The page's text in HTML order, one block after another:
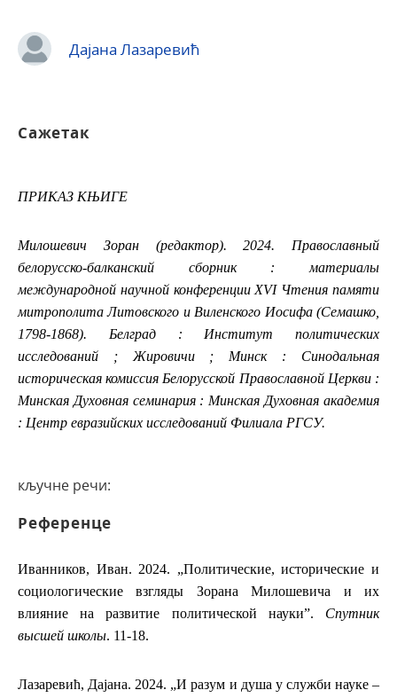
Дајана Лазаревић
Сажетак
ПРИКАЗ КЊИГЕ
Милошевич Зоран (редактор). 2024. Православный
белорусско-балканский сборник : материалы
международной научной конференции XVI Чтения памяти
митрополита Литовского и Виленского Иосифа (Семашко,
1798-1868). Белград : Институт политических
исследований ; Жировичи ; Минск : Синодальная
историческая комиссия Белорусской Православной Церкви :
Минская Духовная семинария : Минская Духовная академия
: Центр евразийских исследований Филиала РГСУ.
кључне речи:
Референце
Иванников, Иван. 2024. „Политические, исторические и
социологические взгляды Зорана Милошевича и их
влияние на развитие политической науки”. Спутник
высшей школы. 11-18.
Лазаревић, Дајана. 2024. „И разум и душа у служби науке –